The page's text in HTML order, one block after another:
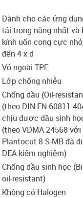
lupe
lupe
Dành cho các ứng
tải trọng nặng nhất và
kính uốn cong cực
đến 4 x d
Vỏ ngoài TPE
Lớp chống nhiễu
Chống dầu (Oil-
(theo DIN EN 60811-
chịu được dầu sinh
(theo VDMA 24568 với
Plantocut 8 S-MB đã
DEA kiểm nghiệm)
Chống dầu sinh học
oil-resistant)
Không có Halogen